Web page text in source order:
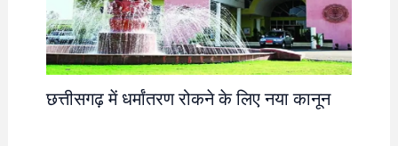
छत्तीसगढ़ में धर्मांतरण रोकने के लिए नया कानून